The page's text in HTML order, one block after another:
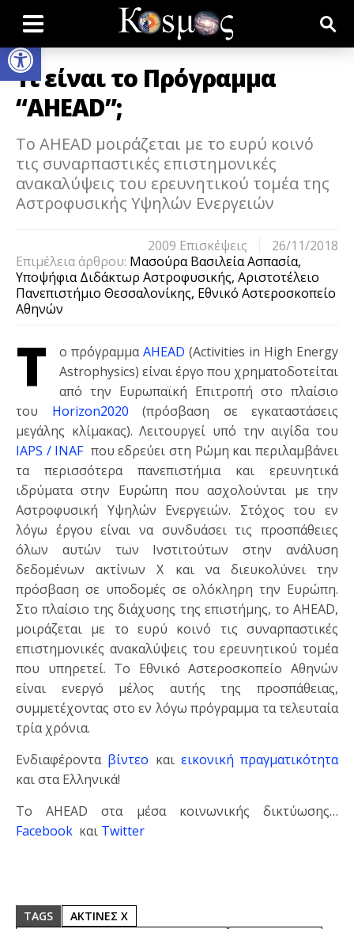
Open toolbar
Τι είναι το Πρόγραμμα
“AHEAD”;
Tο AHEAD μοιράζεται με το ευρύ κοινό
τις συναρπαστικές επιστημονικές
ανακαλύψεις του ερευνητικού τομέα της
Αστροφυσικής Υψηλών Ενεργειών
26/11/2018
2009 Eπισκέψεις
Επιμέλεια άρθρου: Μασούρα Βασιλεία Ασπασία,
Υποψήφια Διδάκτωρ Αστροφυσικής, Αριστοτέλειο
Πανεπιστήμιο Θεσσαλονίκης, Εθνικό Αστεροσκοπείο
Αθηνών
Τ ο πρόγραμμαAHEAD (Activities in High Energy
Astrophysics) είναι έργο που χρηματοδοτείται
από την Ευρωπαϊκή Επιτροπή στο πλαίσιο
του Horizon2020 (πρόσβαση σε εγκαταστάσεις
μεγάλης κλίμακας). Λειτουργεί υπό την αιγίδα του
IAPS / INAFπου εδρεύει στη Ρώμη και περιλαμβάνει
τα περισσότερα πανεπιστήμια και ερευνητικά
ιδρύματα στην Ευρώπη που ασχολούνται με την
Αστροφυσική Υψηλών Ενεργειών. Στόχος του εν
λόγω έργου είναι να συνδυάσει τις προσπάθειες
όλων αυτών των Ινστιτούτων στην ανάλυση
δεδομένων ακτίνων Χ και να διευκολύνει την
πρόσβαση σε υποδομές σε ολόκληρη την Ευρώπη.
Στο πλαίσιο της διάχυσης της επιστήμης, το AHEAD,
μοιράζεται με το ευρύ κοινό τις συναρπαστικές
επιστημονικές ανακαλύψεις του ερευνητικού τομέα
που υπηρετεί. Το Εθνικό Αστεροσκοπείο Αθηνών
είναι ενεργό μέλος αυτής της προσπάθειας,
συμμετέχοντας στο εν λόγω πρόγραμμα τα τελευταία
τρία χρόνια.
Ενδιαφέροντα βίντεο και εικονική πραγματικότητα
και στα Ελληνικά!
Το AHEAD στα μέσα κοινωνικής δικτύωσης…
Facebook και Twitter
TAGS
ΑΚΤΙΝΕΣ Χ